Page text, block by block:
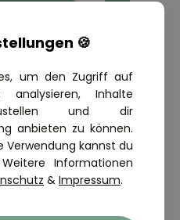
aufladen
🍪
um den Zugriff auf
Inhalte
und dir
anbieten zu können.
Verwendung kannst du
Informationen
& Impressum.